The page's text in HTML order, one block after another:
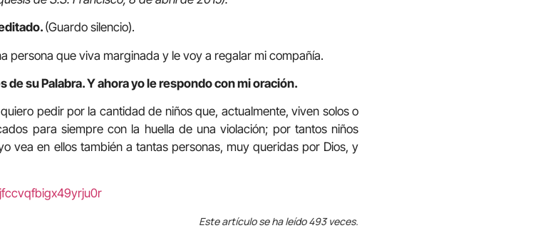
(Guardo silencio).
persona que viva marginada y le voy a regalar mi compañía.
de su Palabra. Y ahora yo le respondo con mi oración.
pedir por la cantidad de niños que, actualmente, viven solos o
para siempre con la huella de una violación; por tantos niños
vea en ellos también a tantas personas, muy queridas por Dios, y
Este artículo se ha leído 493 veces.